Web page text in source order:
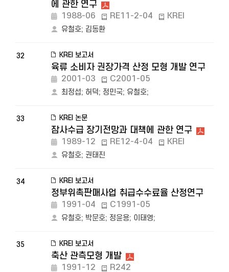
에 관한 연구
1988-06 RE11-2-04 KREI
유철호; 김동환
32 KREI 보고서
육류 소비자 권장가격 산정 모형 개발 연구
2001-03 C2001-05
최정섭; 허덕; 정민국; 유철호;
33 KREI 논문
잠사수급 장기전망과 대책에 관한 연구
1989-12 RE12-4-04 KREI
유철호; 권태진
34 KREI 보고서
정부위촉판매사업 취급수수료율 산정연구
1991-04 C1991-05
유철호; 박문호; 정윤용; 이태영;
35 KREI 보고서
축산 관측모형 개발
1991-12 R242